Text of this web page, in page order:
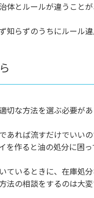
とルールが違うことが
知らずのうちにルール
な方法を選ぶ必要があ
あれば流すだけでいい
作ると油の処分に困っ
ているときに、在庫処
の相談をするのは大変